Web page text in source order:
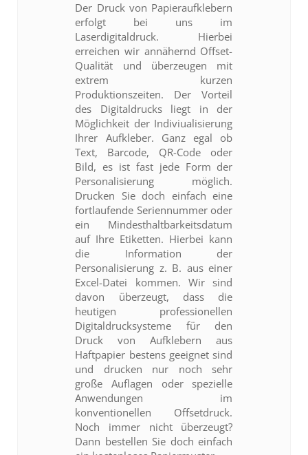
Der Druck von Papieraufklebern
erfolgt bei uns im
Laserdigitaldruck. Hierbei
erreichen wir annähernd Offset-
Qualität und überzeugen mit
extrem kurzen
Produktionszeiten. Der Vorteil
des Digitaldrucks liegt in der
Möglichkeit der Indiviualisierung
Ihrer Aufkleber. Ganz egal ob
Text, Barcode, QR-Code oder
Bild, es ist fast jede Form der
Personalisierung möglich.
Drucken Sie doch einfach eine
fortlaufende Seriennummer oder
ein Mindesthaltbarkeitsdatum
auf Ihre Etiketten. Hierbei kann
die Information der
Personalisierung z. B. aus einer
Excel-Datei kommen. Wir sind
davon überzeugt, dass die
heutigen professionellen
Digitaldrucksysteme für den
Druck von Aufklebern aus
Haftpapier bestens geeignet sind
und drucken nur noch sehr
große Auflagen oder spezielle
Anwendungen im
konventionellen Offsetdruck.
Noch immer nicht überzeugt?
Dann bestellen Sie doch einfach